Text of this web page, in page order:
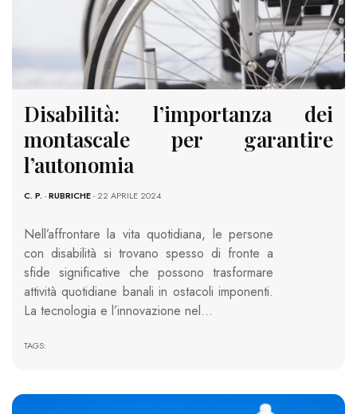
Disabilità: l’importanza dei
montascale per garantire
l’autonomia
C. P. -RUBRICHE- 22 APRILE 2024
Nell’affrontare la vita quotidiana, le persone
con disabilità si trovano spesso di fronte a
sfide significative che possono trasformare
attività quotidiane banali in ostacoli imponenti.
La tecnologia e l’innovazione nel…
TAGS: